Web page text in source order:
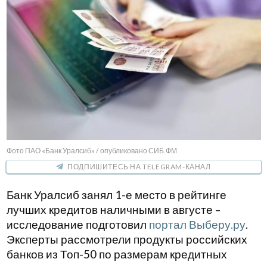
Фото ПАО «Банк Уралсиб» / опубликовано СИБ.ФМ
ПОДПИШИТЕСЬ НА TELEGRAM-КАНАЛ
Банк Уралсиб занял 1-е место в рейтинге
лучших кредитов наличными в августе –
исследование подготовил портал Выберу.ру.
Эксперты рассмотрели продукты российских
банков из Топ-50 по размерам кредитных